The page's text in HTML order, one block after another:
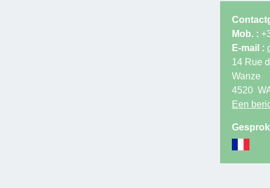
Mob. :
E-mail :
14 Rue
Wanze
4520
Een